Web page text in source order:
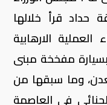
حداد قرأ خلالها
الارهابية
مفخخة مبنى
وما سبقها من
في العاصمة